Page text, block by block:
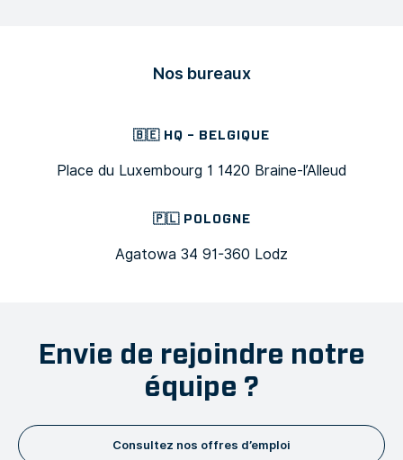
Nos bureaux
🇧🇪 HQ – BELGIQUE
Place du Luxembourg 1 1420 Braine-l’Alleud
🇵🇱 POLOGNE
Agatowa 34 91-360 Lodz
Envie de rejoindre notre
équipe ?
Consultez nos offres d’emploi